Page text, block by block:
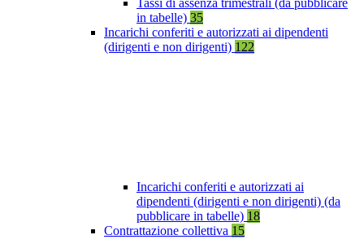
Tassi di assenza trimestrali (da pubblicare
in tabelle) 35
Incarichi conferiti e autorizzati ai dipendenti
(dirigenti e non dirigenti) 122
Incarichi conferiti e autorizzati ai
dipendenti (dirigenti e non dirigenti) (da
pubblicare in tabelle) 18
Contrattazione collettiva 15